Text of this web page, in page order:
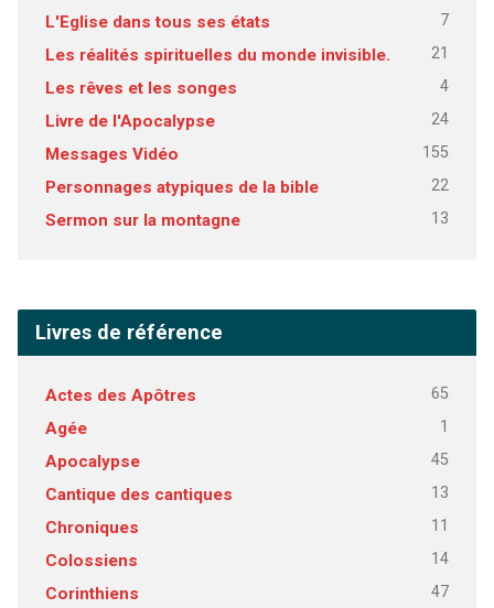
L'Eglise dans tous ses états 7
Les réalités spirituelles du monde invisible. 21
Les rêves et les songes 4
Livre de l'Apocalypse 24
Messages Vidéo 155
Personnages atypiques de la bible 22
Sermon sur la montagne 13
Livres de référence
Actes des Apôtres 65
Agée 1
Apocalypse 45
Cantique des cantiques 13
Chroniques 11
Colossiens 14
Corinthiens 47